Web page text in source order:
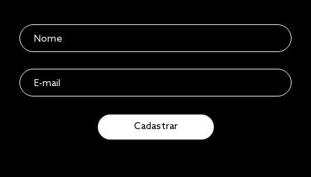
Cadastrar